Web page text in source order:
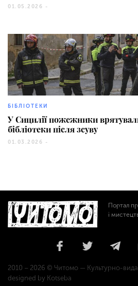
01.05.2026 -
БІБЛІОТЕКИ
У Сицилії пожежники
бібліотеки після зсуву
01.03.2026 -
Портал
і
2010 – 2026 © Читомо — Культурно-
designed by Kotseba